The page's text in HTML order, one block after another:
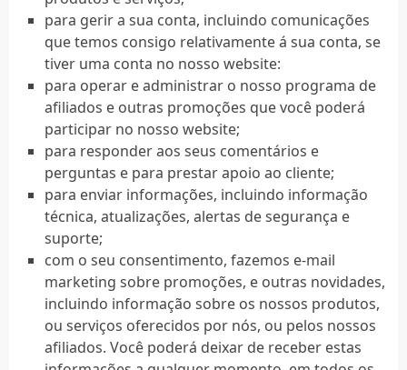
para gerir a sua conta, incluindo comunicações
que temos consigo relativamente á sua conta, se
tiver uma conta no nosso website:
para operar e administrar o nosso programa de
afiliados e outras promoções que você poderá
participar no nosso website;
para responder aos seus comentários e
perguntas e para prestar apoio ao cliente;
para enviar informações, incluindo informação
técnica, atualizações, alertas de segurança e
suporte;
com o seu consentimento, fazemos e-mail
marketing sobre promoções, e outras novidades,
incluindo informação sobre os nossos produtos,
ou serviços oferecidos por nós, ou pelos nossos
afiliados. Você poderá deixar de receber estas